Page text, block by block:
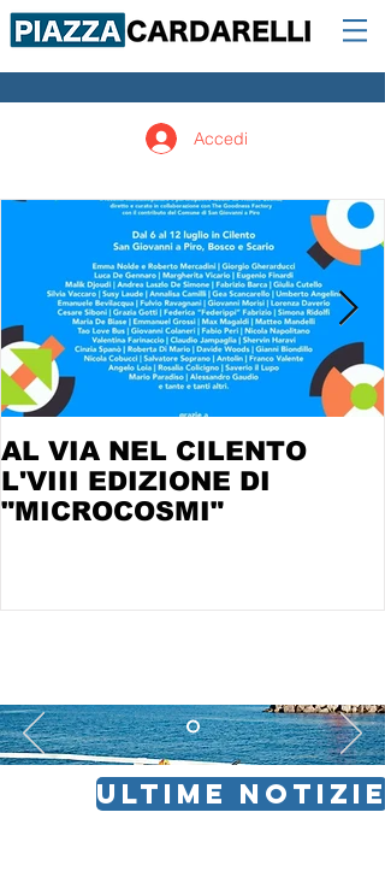
Accedi
AL VIA NEL CILENTO
L'VIII EDIZIONE DI
"MICROCOSMI"
ULTIME NOTIZIE